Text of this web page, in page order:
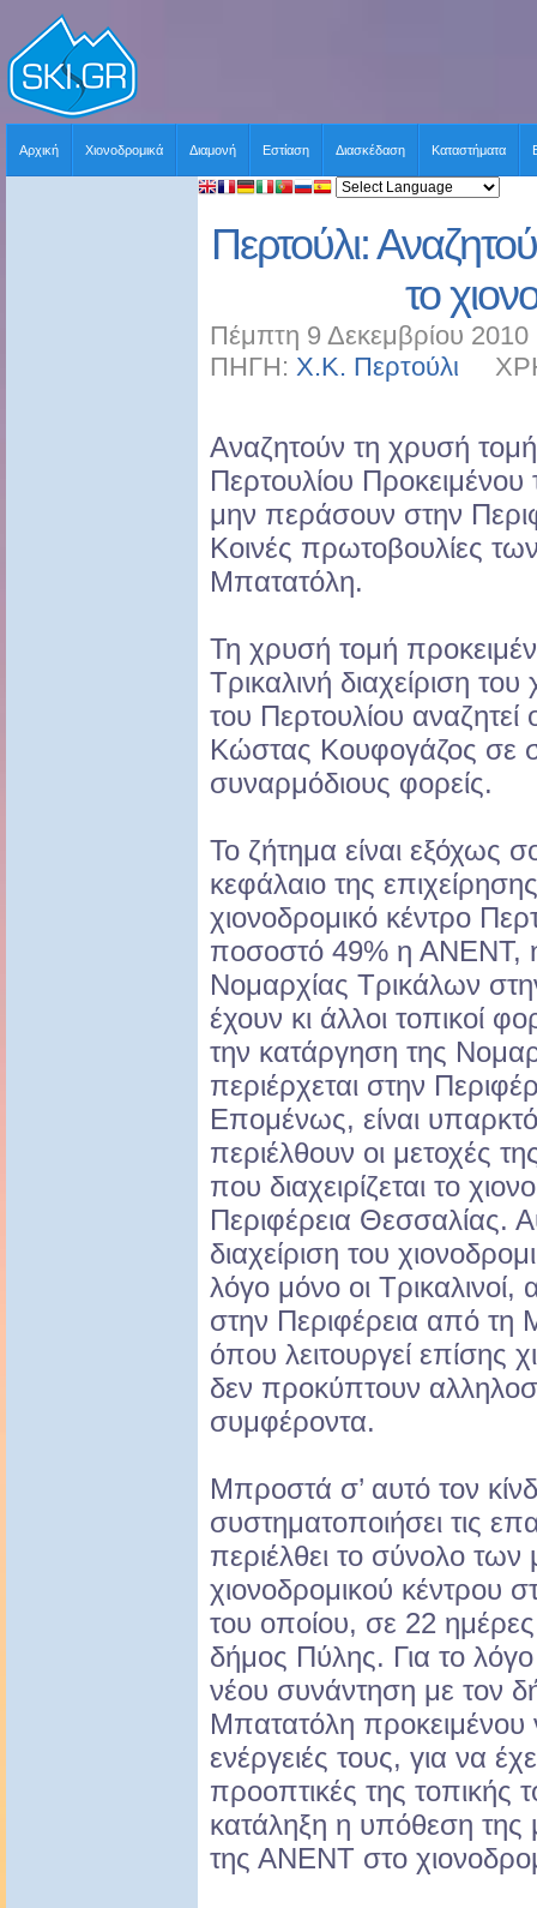
Αρχική Χιονοδρομικά Διαμονή Εστίαση Διασκέδαση Καταστήματα
Περτούλι:
το
Πέμπτη 9 Δεκεμβρίου
ΠΗΓΗ: Χ.Κ. Περτούλι
Αναζητούν τη χρυσή τομή
Περτουλίου
μην περάσουν στην
Κοινές πρωτοβουλίες
Μπατατόλη.
Τη χρυσή τομή
Τρικαλινή διαχείριση
του Περτουλίου
Κώστας Κουφογάζος σε
συναρμόδιους φορείς.
Το ζήτημα είναι εξόχως
κεφάλαιο της
χιονοδρομικό κέντρο
ποσοστό 49% η ΑΝΕΝΤ,
Νομαρχίας Τρικάλων
έχουν κι άλλοι τοπικοί
την κατάργηση της
περιέρχεται στην
Επομένως, είναι
περιέλθουν οι μετοχές
που διαχειρίζεται το
Περιφέρεια Θεσσαλίας.
διαχείριση του
λόγο μόνο οι
στην Περιφέρεια από τη
όπου λειτουργεί επίσης
δεν προκύπτουν
συμφέροντα.
Μπροστά σ’ αυτό τον
συστηματοποιήσει τις
περιέλθει το σύνολο των
χιονοδρομικού κέντρου
του οποίου, σε 22 ημέρες
δήμος Πύλης. Για το
νέου συνάντηση με τον
Μπατατόλη προκειμένου
ενέργειές τους, για να
προοπτικές της τοπικής
κατάληξη η υπόθεση της
της ΑΝΕΝΤ στο